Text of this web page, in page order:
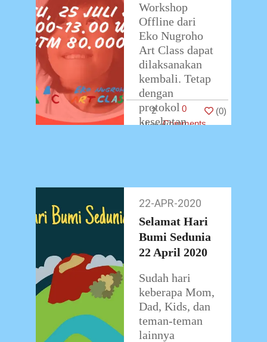
Workshop
Offline dari
Eko Nugroho
Art Class dapat
dilaksanakan
kembali. Tetap
dengan
protokol
kesehatan
bisa
…
2
0
Comments
(0)
Apr-
2020
22-APR-2020
Selamat Hari
Bumi Sedunia
22 April 2020
Sudah hari
keberapa Mom,
Dad, Kids, dan
teman-teman
lainnya